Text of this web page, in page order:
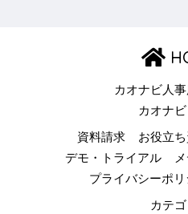
カオナビ人
カオナビ
資料請求 お役立
デモ・トライアル
プライバシーポリ
カテ